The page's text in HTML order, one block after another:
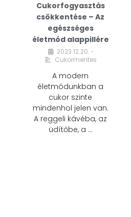
Cukorfogyasztás
csökkentése – Az
egészséges
életmód alappillére
2023.12.20. •
Cukormentes
A modern
életmódunkban a
cukor szinte
mindenhol jelen van.
A reggeli kávéba, az
üdítőbe, a …